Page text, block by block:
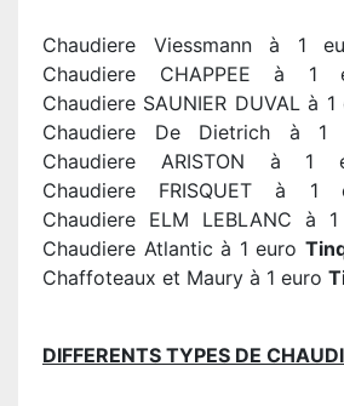
Chaudiere Viessmann à 1
Chaudiere CHAPPEE à 1
Chaudiere SAUNIER DUVAL à 1
Chaudiere De Dietrich à 1
Chaudiere ARISTON à 1
Chaudiere FRISQUET à 1
Chaudiere ELM LEBLANC à
Chaudiere Atlantic à 1 euro
Chaffoteaux et Maury à 1 euro
DIFFERENTS TYPES DE